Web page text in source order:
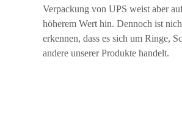
Verpackung von UPS weist aber
höherem Wert hin. Dennoch ist
erkennen, dass es sich um Ringe,
andere unserer Produkte handelt.